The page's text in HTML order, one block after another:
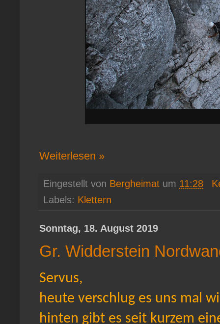
Weiterlesen »
Eingestellt von Bergheimat um 11:28
Labels: Klettern
Sonntag, 18. August 2019
Gr. Widderstein
Servus,
heute verschlug es uns mal
hinten gibt es seit kurzem